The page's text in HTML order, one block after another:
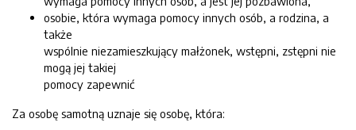
osobie, która wymaga pomocy innych osób, a rodzina, a
także
wspólnie niezamieszkujący małżonek, wstępni, zstępni nie
mogą jej takiej
pomocy zapewnić
Za osobę samotną uznaje się osobę, która: